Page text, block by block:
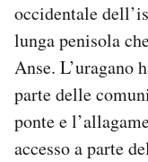
occidentale
lunga penisola
Anse. L’uragano
parte delle
ponte e
accesso a parte